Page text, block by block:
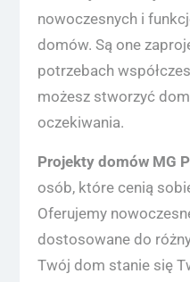
nowoczesnych i
domów. Są one
potrzebach
możesz stworzyć
oczekiwania.
Projekty domów MG
osób, które cenią
Oferujemy
dostosowane do
Twój dom stanie się